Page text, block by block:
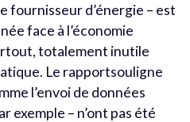
fournisseur d’énergie – est
face à l’économie
totalement inutile
Le rapportsouligne
l’envoi de données
exemple – n’ont pas été